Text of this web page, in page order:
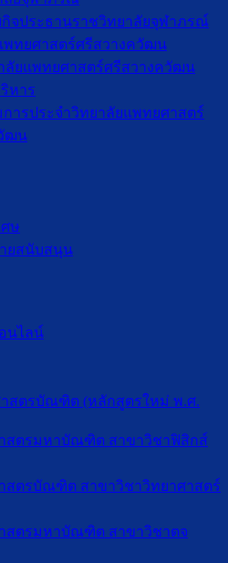
จประธานราชวิทยาลัยจุฬาภรณ์
พทยศาสตร์ศรีสวางควัฒน
ลัยแพทยศาสตร์ศรีสวางควัฒน
หาร
ารประจำวิทยาลัยแพทยศาสตร์
ฒน
ศษ
ยสนับสนุน
นไลน์
สตรบัณฑิต (หลักสูตรใหม่ พ.ศ.
สตรมหาบัณฑิต สาขาวิชาฟิสิกส์
สตรบัณฑิต สาขาวิชาวิทยาศาสตร์
สตรมหาบัณฑิต สาขาวิชาตจ